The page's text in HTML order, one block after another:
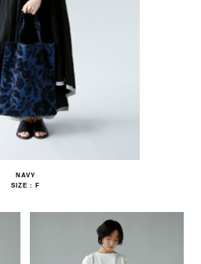
NAVY
SIZE : F